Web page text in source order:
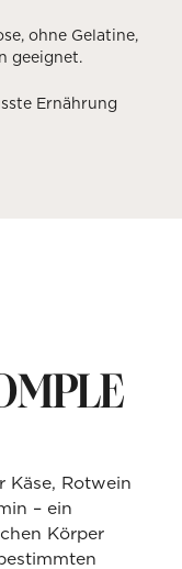
ohne Gelatine,
geeignet.
Ernährung
Käse, Rotwein
– ein
Körper